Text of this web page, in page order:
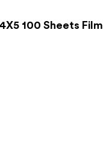
4X5 100 Sheets Film